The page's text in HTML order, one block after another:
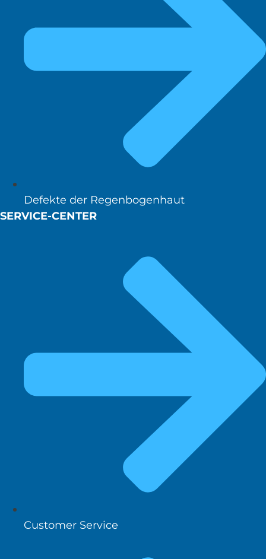
Defekte der Regenbogenhaut
SERVICE-CENTER
Customer Service